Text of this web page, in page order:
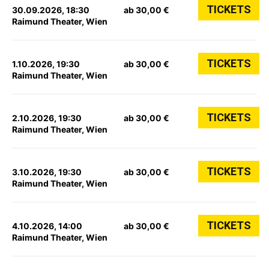
30.09.2026, 18:30
Raimund Theater, Wien
ab 30,00 € TICKETS
1.10.2026, 19:30
Raimund Theater, Wien
ab 30,00 € TICKETS
2.10.2026, 19:30
Raimund Theater, Wien
ab 30,00 € TICKETS
3.10.2026, 19:30
Raimund Theater, Wien
ab 30,00 € TICKETS
4.10.2026, 14:00
Raimund Theater, Wien
ab 30,00 € TICKETS